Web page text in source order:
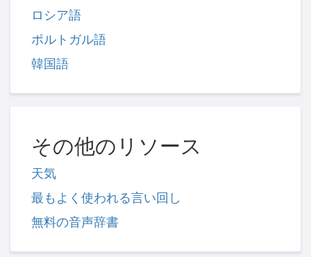
ロシア語
ポルトガル語
韓国語
その他のリソース
天気
最もよく使われる言い回し
無料の音声辞書